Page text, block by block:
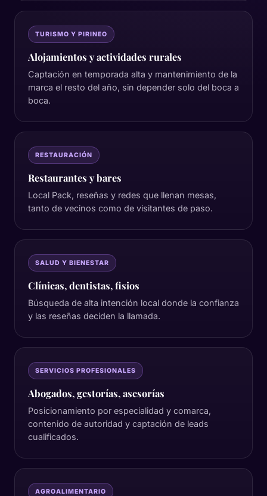
TURISMO Y PIRINEO
Alojamientos y actividades rurales
Captación en temporada alta y mantenimiento de la
marca el resto del año, sin depender solo del boca a
boca.
RESTAURACIÓN
Restaurantes y bares
Local Pack, reseñas y redes que llenan mesas,
tanto de vecinos como de visitantes de paso.
SALUD Y BIENESTAR
Clínicas, dentistas, fisios
Búsqueda de alta intención local donde la confianza
y las reseñas deciden la llamada.
SERVICIOS PROFESIONALES
Abogados, gestorías, asesorías
Posicionamiento por especialidad y comarca,
contenido de autoridad y captación de leads
cualificados.
AGROALIMENTARIO